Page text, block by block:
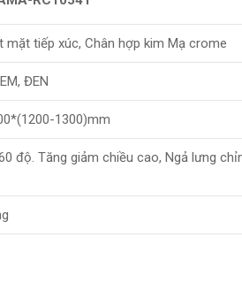
mặt tiếp xúc, Chân hợp kim Mạ crome
ĐEN
1300)mm
độ. Tăng giảm chiều cao, Ngả lưng